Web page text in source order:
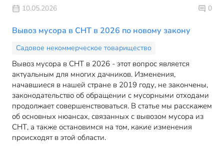
10.05.2026 0
Вывоз мусора в СНТ в 2026 по новому закону
Садовое некоммерческое товарищество
Вывоз мусора в СНТ в 2026 - этот вопрос является
актуальным для многих дачников. Изменения,
начавшиеся в нашей стране в 2019 году, не закончены,
законодательство об обращении с мусорными отходами
продолжает совершенствоваться. В статье мы расскажем
об основных нюансах, связанных с вывозом мусора из
СНТ, а также остановимся на том, какие изменения
происходят в этой области.